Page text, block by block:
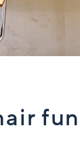
fun